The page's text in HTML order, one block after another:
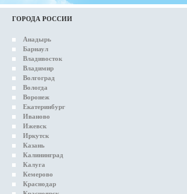
ГОРОДА РОССИИ
Анадырь
Барнаул
Владивосток
Владимир
Волгоград
Вологда
Воронеж
Екатеринбург
Иваново
Ижевск
Иркутск
Казань
Калининград
Калуга
Кемерово
Краснодар